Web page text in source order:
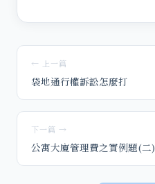
← 上一篇
袋地通行權訴訟怎麼打
下一篇 →
公寓大廈管理費之實例題(二)